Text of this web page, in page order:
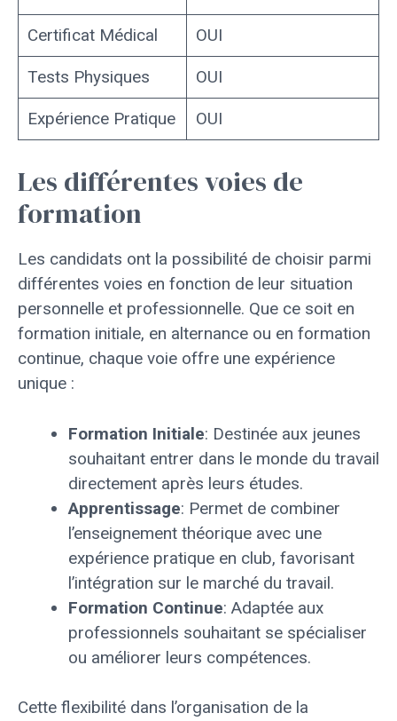
Certificat Médical OUI
Tests Physiques OUI
Expérience Pratique OUI
Les différentes voies de
formation
Les candidats ont la possibilité de choisir parmi
différentes voies en fonction de leur situation
personnelle et professionnelle. Que ce soit en
formation initiale, en alternance ou en formation
continue, chaque voie offre une expérience
unique :
Formation Initiale: Destinée aux jeunes
souhaitant entrer dans le monde du travail
directement après leurs études.
Apprentissage: Permet de combiner
l’enseignement théorique avec une
expérience pratique en club, favorisant
l’intégration sur le marché du travail.
Formation Continue: Adaptée aux
professionnels souhaitant se spécialiser
ou améliorer leurs compétences.
Cette flexibilité dans l’organisation de la